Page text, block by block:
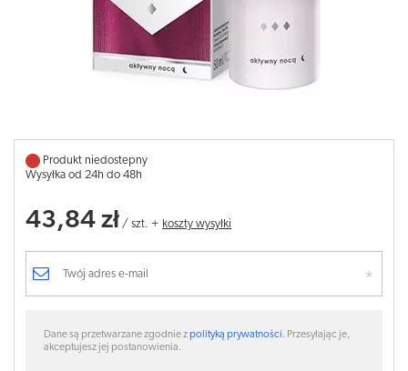
Produkt niedostepny
Wysyłka od 24h do 48h
43,84 zł / szt. + koszty wysyłki
Dane są przetwarzane zgodnie zpolityką prywatności. Przesyłając je,
akceptujesz jej postanowienia.